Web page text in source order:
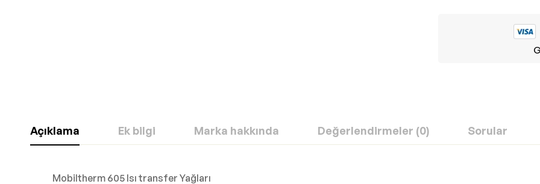
Açıklama Ek bilgi Marka hakkında Değerlendirmeler (0) Sorular
Mobiltherm 605 Isı transfer Yağları